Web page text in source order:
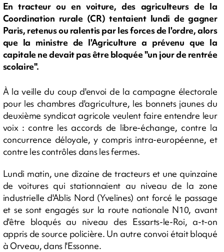
En tracteur ou en voiture, des agriculteurs de la
Coordination rurale (CR) tentaient lundi de gagner
Paris, retenus ou ralentis par les forces de l'ordre, alors
que la ministre de l'Agriculture a prévenu que la
capitale ne devait pas être bloquée "un jour de rentrée
scolaire".
À la veille du coup d'envoi de la campagne électorale
pour les chambres d'agriculture, les bonnets jaunes du
deuxième syndicat agricole veulent faire entendre leur
voix : contre les accords de libre-échange, contre la
concurrence déloyale, y compris intra-européenne, et
contre les contrôles dans les fermes.
Lundi matin, une dizaine de tracteurs et une quinzaine
de voitures qui stationnaient au niveau de la zone
industrielle d'Ablis Nord (Yvelines) ont forcé le passage
et se sont engagés sur la route nationale N10, avant
d'être bloqués au niveau des Essarts-le-Roi, a-t-on
appris de source policière. Un autre convoi était bloqué
à Orveau, dans l'Essonne.